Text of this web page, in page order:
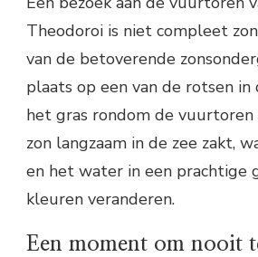
Theodoroi is niet compleet
van de betoverende
plaats op een van de rotsen
het gras rondom de vuurtoren
zon langzaam in de zee zakt,
en het water in een prachtige
kleuren veranderen.
Een moment om nooit